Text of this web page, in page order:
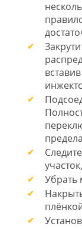
Убрать